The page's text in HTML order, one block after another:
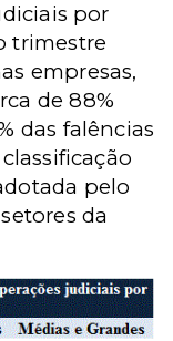
por
trimestre
empresas,
de 88%
das falências
pelo
da